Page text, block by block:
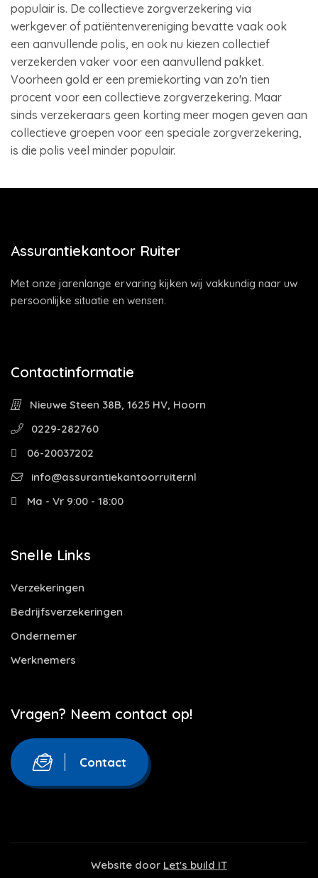
populair is. De collectieve zorgverzekering via
werkgever of patiëntenvereniging bevatte vaak ook
een aanvullende polis, en ook nu kiezen collectief
verzekerden vaker voor een aanvullend pakket.
Voorheen gold er een premiekorting van zo'n tien
procent voor een collectieve zorgverzekering. Maar
sinds verzekeraars geen korting meer mogen geven aan
collectieve groepen voor een speciale zorgverzekering,
is die polis veel minder populair.
Assurantiekantoor Ruiter
Met onze jarenlange ervaring kijken wij vakkundig naar uw
persoonlijke situatie en wensen.
Contactinformatie
Nieuwe Steen 38B, 1625 HV, Hoorn
0229-282760
06-20037202
info@assurantiekantoorruiter.nl
Ma - Vr 9:00 - 18:00
Snelle Links
Verzekeringen
Bedrijfsverzekeringen
Ondernemer
Werknemers
Vragen? Neem contact op!
Contact
Website door Let's build IT